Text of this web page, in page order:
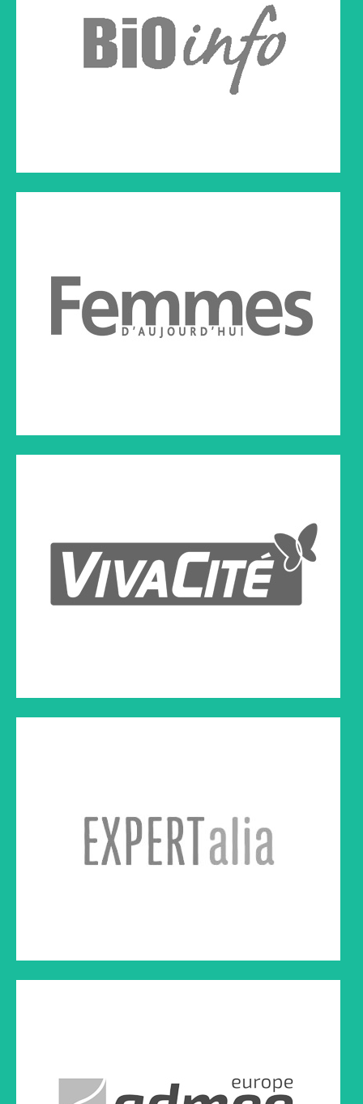
Article paru dans la revue Femmes d'Aujourd'hui
Cliquez sur le lien ci-dessous à droite pour lire l'article
Cliquez sur le lien ci-dessous à droite pour écouter l'émission
Exercice d’interview réalisé par François Ryckmans dans les
studios de la RTBF, mediacoaching organisé par Expertalia -
AJP
pandémie
Cliquez sur le lien ci-dessous à droite pour lire l'article
Cliquez sur le lien ci-dessous à droite pour lire l'article